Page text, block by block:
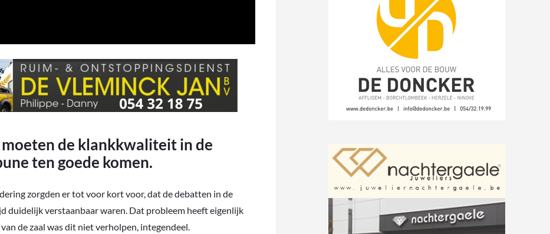
de klankkwaliteit in de
ten goede komen.
zorgden er tot voor kort voor, dat de debatten in de
duidelijk verstaanbaar waren. Dat probleem heeft eigenlijk
de zaal was dit niet verholpen, integendeel.